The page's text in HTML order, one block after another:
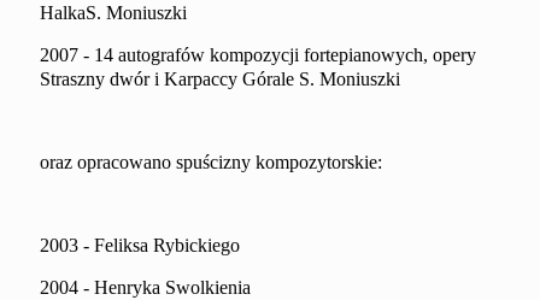
HalkaS. Moniuszki
2007 - 14 autografów kompozycji fortepianowych, opery
Straszny dwór i Karpaccy Górale S. Moniuszki
oraz opracowano spuścizny kompozytorskie:
2003 - Feliksa Rybickiego
2004 - Henryka Swolkienia